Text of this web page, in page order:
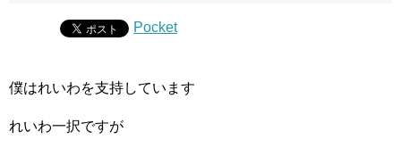
Pocket
僕はれいわを支持しています
れいわ一択ですが